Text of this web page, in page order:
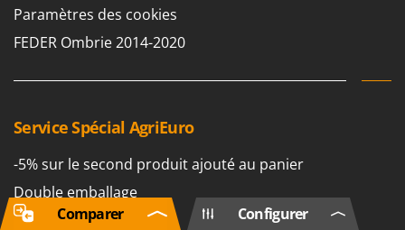
Paramètres des cookies
FEDER Ombrie 2014-2020
Service Spécial AgriEuro
-5% sur le second produit ajouté au panier
Double emballage
Livraison gratuite
Configurer
Comparer